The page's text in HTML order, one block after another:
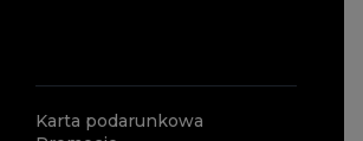
Karta podarunkowa